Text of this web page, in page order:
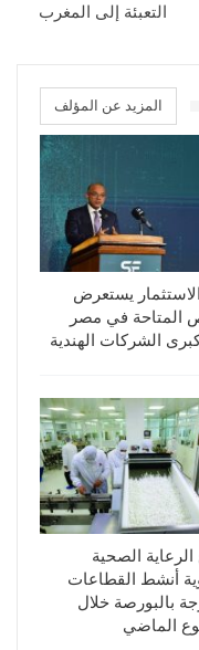
التعبئة إلى المغرب
المزيد عن المؤلف
يستعرض
المتاحة في مصر
كبرى الشركات الهندية
الصحية
أنشط القطاعات
بالبورصة خلال
الماضي